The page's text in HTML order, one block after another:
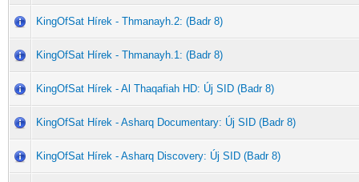
KingOfSat Hírek - Thmanayh.2: (Badr 8)
KingOfSat Hírek - Thmanayh.1: (Badr 8)
KingOfSat Hírek - Al Thaqafiah HD: Új SID (Badr 8)
KingOfSat Hírek - Asharq Documentary: Új SID (Badr 8)
KingOfSat Hírek - Asharq Discovery: Új SID (Badr 8)